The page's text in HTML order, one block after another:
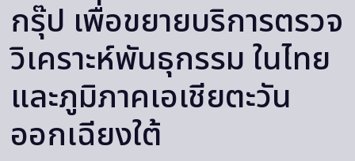
กรุ๊ป เพื่อขยายบริการตรวจ
วิเคราะห์พันธุกรรม ในไทย
และภูมิภาคเอเชียตะวัน
ออกเฉียงใต้